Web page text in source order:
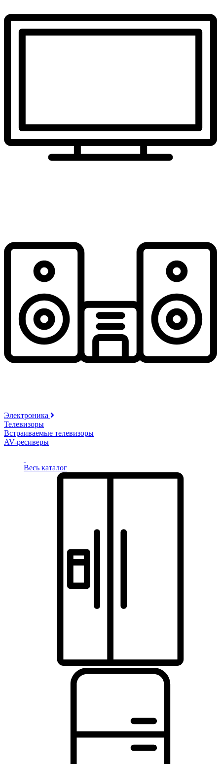
Электроника
Телевизоры
Встраиваемые телевизоры
AV-ресиверы
Весь каталог